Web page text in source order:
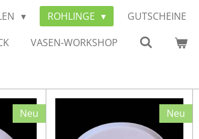
ROHLINGE GUTSCHEINE
VASEN-WORKSHOP
Neu Neu